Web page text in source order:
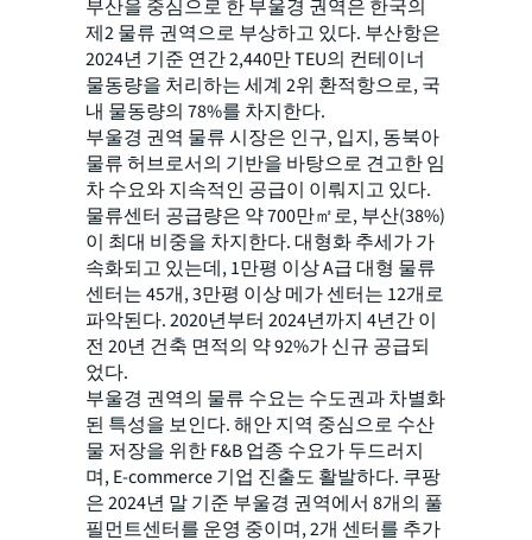
부산을 중심으로 한 부울경 권역은 한국의
제2 물류 권역으로 부상하고 있다. 부산항은
2024년 기준 연간 2,440만 TEU의 컨테이너
물동량을 처리하는 세계 2위 환적항으로, 국
내 물동량의 78%를 차지한다.
부울경 권역 물류 시장은 인구, 입지, 동북아
물류 허브로서의 기반을 바탕으로 견고한 임
차 수요와 지속적인 공급이 이뤄지고 있다.
물류센터 공급량은 약 700만㎡로, 부산(38%)
이 최대 비중을 차지한다. 대형화 추세가 가
속화되고 있는데, 1만평 이상 A급 대형 물류
센터는 45개, 3만평 이상 메가 센터는 12개로
파악된다. 2020년부터 2024년까지 4년간 이
전 20년 건축 면적의 약 92%가 신규 공급되
었다.
부울경 권역의 물류 수요는 수도권과 차별화
된 특성을 보인다. 해안 지역 중심으로 수산
물 저장을 위한 F&B 업종 수요가 두드러지
며, E-commerce 기업 진출도 활발하다. 쿠팡
은 2024년 말 기준 부울경 권역에서 8개의 풀
필먼트센터를 운영 중이며, 2개 센터를 추가